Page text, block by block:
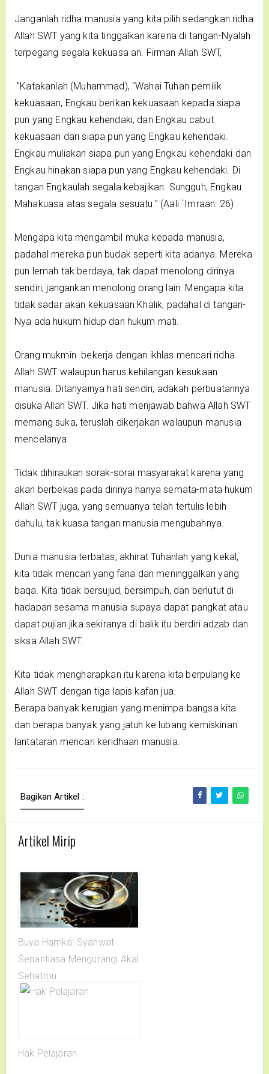
Janganlah ridha manusia yang kita pilih sedangkan ridha
Allah SWT yang kita tinggalkan karena di tangan-Nyalah
terpegang segala kekuasa an. Firman Allah SWT,
"Katakanlah (Muhammad), "Wahai Tuhan pemilik
kekuasaan, Engkau berikan kekuasaan kepada siapa
pun yang Engkau kehendaki, dan Engkau cabut
kekuasaan dari siapa pun yang Engkau kehendaki.
Engkau muliakan siapa pun yang Engkau kehendaki dan
Engkau hinakan siapa pun yang Engkau kehendaki. Di
tangan Engkaulah segala kebajikan. Sungguh, Engkau
Mahakuasa atas segala sesuatu." (Aali `Imraan: 26)
Mengapa kita mengambil muka kepada manusia,
padahal mereka pun budak seperti kita adanya. Mereka
pun lemah tak berdaya, tak dapat menolong dirinya
sendiri, jangankan menolong orang lain. Mengapa kita
tidak sadar akan kekuasaan Khalik, padahal di tangan-
Nya ada hukum hidup dan hukum mati.
Orang mukmin bekerja dengan ikhlas mencari ridha
Allah SWT walaupun harus kehilangan kesukaan
manusia. Ditanyainya hati sendiri, adakah perbuatannya
disuka Allah SWT. Jika hati menjawab bahwa Allah SWT
memang suka, teruslah dikerjakan walaupun manusia
mencelanya.
Tidak dihiraukan sorak-sorai masyarakat karena yang
akan berbekas pada dirinya hanya semata-mata hukum
Allah SWT juga, yang semuanya telah tertulis lebih
dahulu, tak kuasa tangan manusia mengubahnya.
Dunia manusia terbatas, akhirat Tuhanlah yang kekal,
kita tidak mencari yang fana dan meninggalkan yang
baqa. Kita tidak bersujud, bersimpuh, dan berlutut di
hadapan sesama manusia supaya dapat pangkat atau
dapat pujian jika sekiranya di balik itu berdiri adzab dan
siksa Allah SWT.
Kita tidak mengharapkan itu karena kita berpulang ke
Allah SWT dengan tiga lapis kafan jua.
Berapa banyak kerugian yang menimpa bangsa kita
dan berapa banyak yang jatuh ke lubang kemiskinan
lantataran mencari keridhaan manusia.
Bagikan Artikel :
Artikel Mirip
Buya Hamka: Syahwat
Senantiasa Mengurangi Akal
Sehatmu
Hak Pelajaran